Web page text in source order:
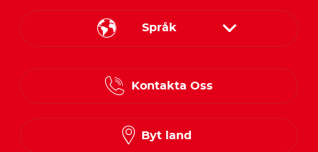
Språk
Norwegian
Kontakta Oss
Byt land